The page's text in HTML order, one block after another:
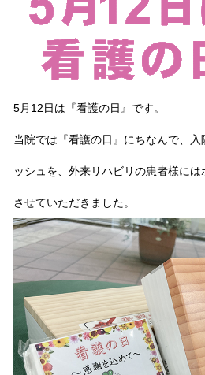
5月12日は『看護の日』です。
当院では『看護の日』にちなんで、
ッシュを、外来リハビリの患者様に
させていただきました。